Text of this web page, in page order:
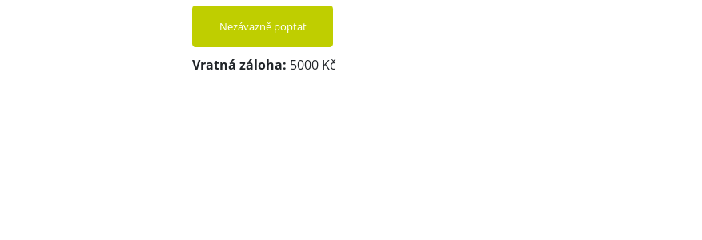
Nezávazně poptat
Vratná záloha: 5000 Kč